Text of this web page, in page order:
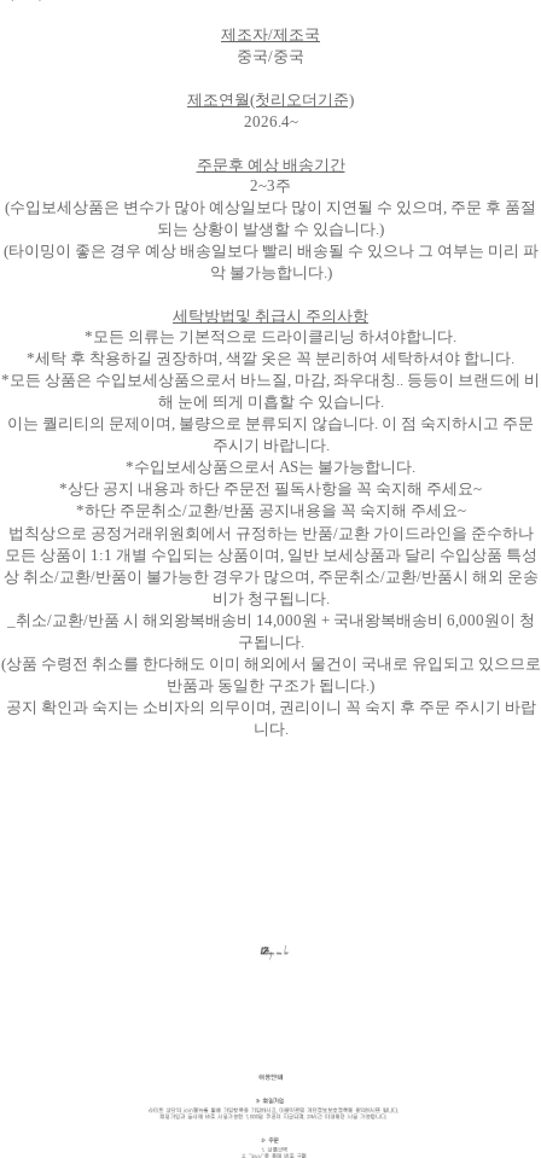
제조자/제조국
중국/중국
제조연월(첫리오더기준)
2026.4~
주문후 예상 배송기간
2~3주
(수입보세상품은 변수가 많아 예상일보다 많이 지연될 수 있으며, 주문 후 품절
되는 상황이 발생할 수 있습니다.)
(타이밍이 좋은 경우 예상 배송일보다 빨리 배송될 수 있으나 그 여부는 미리 파
악 불가능합니다.)
세탁방법및 취급시 주의사항
*모든 의류는 기본적으로 드라이클리닝 하셔야합니다.
*세탁 후 착용하길 권장하며, 색깔 옷은 꼭 분리하여 세탁하셔야 합니다.
*모든 상품은 수입보세상품으로서 바느질, 마감, 좌우대칭.. 등등이 브랜드에 비
해 눈에 띄게 미흡할 수 있습니다.
이는 퀄리티의 문제이며, 불량으로 분류되지 않습니다. 이 점 숙지하시고 주문
주시기 바랍니다.
*수입보세상품으로서 AS는 불가능합니다.
*상단 공지 내용과 하단 주문전 필독사항을 꼭 숙지해 주세요~
*하단 주문취소/교환/반품 공지내용을 꼭 숙지해 주세요~
법칙상으로 공정거래위원회에서 규정하는 반품/교환 가이드라인을 준수하나
모든 상품이 1:1 개별 수입되는 상품이며, 일반 보세상품과 달리 수입상품 특성
상 취소/교환/반품이 불가능한 경우가 많으며, 주문취소/교환/반품시 해외 운송
비가 청구됩니다.
_취소/교환/반품 시 해외왕복배송비 14,000원 + 국내왕복배송비 6,000원이 청
구됩니다.
(상품 수령전 취소를 한다해도 이미 해외에서 물건이 국내로 유입되고 있으므로
반품과 동일한 구조가 됩니다.)
공지 확인과 숙지는 소비자의 의무이며, 권리이니 꼭 숙지 후 주문 주시기 바랍
니다.